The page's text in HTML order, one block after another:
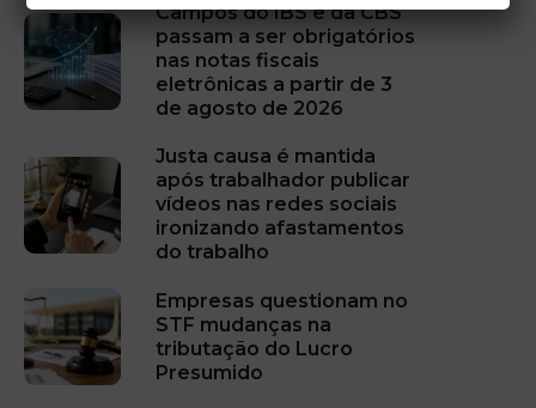
Campos do IBS e da CBS
passam a ser obrigatórios
nas notas fiscais
eletrônicas a partir de 3
de agosto de 2026
Justa causa é mantida
após trabalhador publicar
vídeos nas redes sociais
ironizando afastamentos
do trabalho
Empresas questionam no
STF mudanças na
tributação do Lucro
Presumido